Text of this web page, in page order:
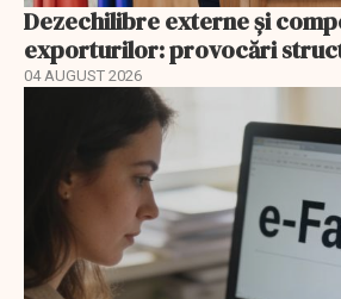
Dezechilibre externe și
exporturilor: provocări
04 AUGUST 2026